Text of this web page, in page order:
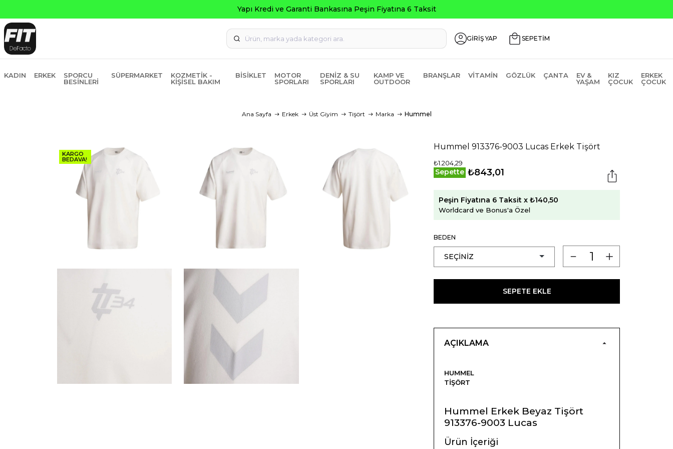
GİRİŞ YAP SEPETİM
KADIN ERKEK
SPORCU
BESINLERI
SÜPERMARKET
KOZMETIK -
KIŞISEL BAKIM
BISIKLET
MOTOR
SPORLARI
DENIZ & SU
SPORLARI
KAMP VE
OUTDOOR
BRANŞLAR VITAMIN GÖZLÜK ÇANTA
EV &
YAŞAM
KIZ
ÇOCUK
ERKEK
ÇOCUK
Ana Sayfa Erkek Üst Giyim Tişört Marka Hummel
KARGO
BEDAVA!
Hummel 913376-9003 Lucas Erkek Tişört
₺1.204,29
Sepette ₺843,01
Peşin Fiyatına 6 Taksit x ₺140,50
Worldcard ve Bonus'a Özel
BEDEN
SEPETE EKLE
AÇIKLAMA
HUMMEL
TIŞÖRT
Hummel Erkek Beyaz Tişört
913376-9003 Lucas
Ürün İçeriği